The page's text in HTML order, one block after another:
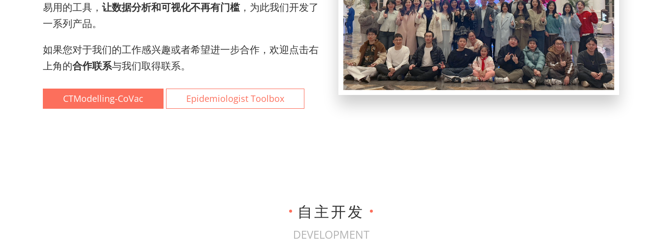
易用的工具， 让数据分析和可视化不再有门槛，为此我们开发了
一系列产品。
如果您对于我们的工作感兴趣或者希望进一步合作，欢迎点击右
上角的合作联系与我们取得联系。
CTModelling-CoVac Epidemiologist Toolbox
自主开发
DEVELOPMENT